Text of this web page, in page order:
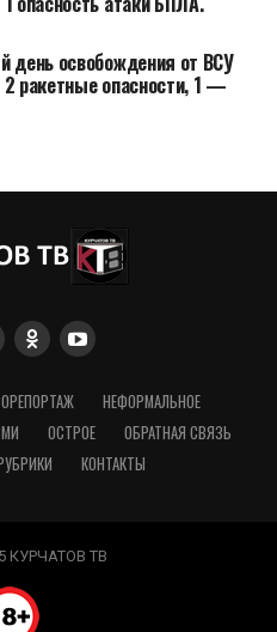
день освобождения от ВСУ
2 ракетные опасности, 1 —
НЕФОРМАЛЬНОЕ
ОСТРОЕ
ОБРАТНАЯ СВЯЗЬ
КОНТАКТЫ
КУРЧАТОВ ТВ